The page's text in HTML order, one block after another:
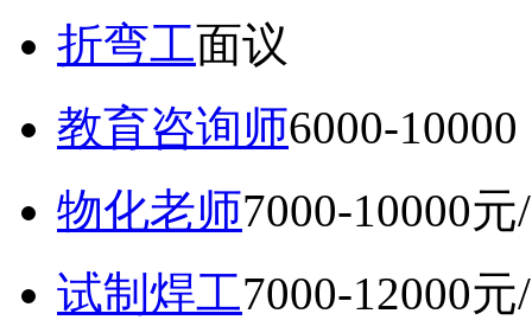
折弯工面议
教育咨询师6000-
物化老师7000-10000元
试制焊工7000-12000元